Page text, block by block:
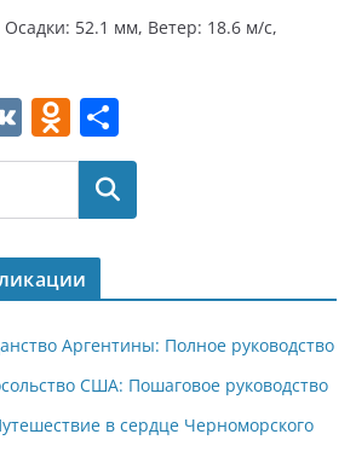
Осадки: 52.1 мм, Ветер: 18.6 м/с,
V
K
O
d
o
kl
a
ss
ni
ki
т
п
р
в
и
т
ь
Поиск
Аргентины: Полное руководство
США: Пошаговое руководство
в сердце Черноморского